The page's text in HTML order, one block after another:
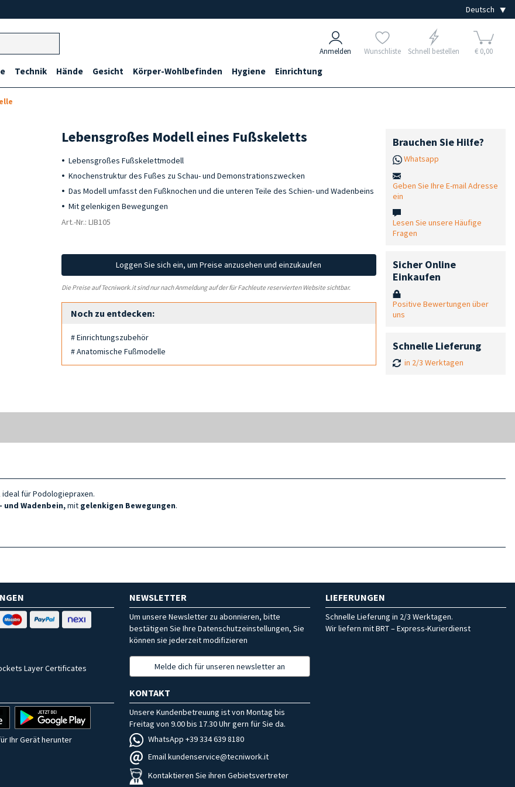
Anmelden Wunschliste Schnell bestellen € 0,00
Technik Hände Gesicht Körper-Wohlbefinden Hygiene Einrichtung
Lebensgroßes Modell eines Fußskeletts
Lebensgroßes Fußskelettmodell
Knochenstruktur des Fußes zu Schau- und Demonstrationszwecken
Das Modell umfasst den Fußknochen und die unteren Teile des Schien- und Wadenbeins
Mit gelenkigen Bewegungen
Art.-Nr.: LIB105
Loggen Sie sich ein, um Preise anzusehen und einzukaufen
Die Preise auf Tecniwork.it sind nur nach Anmeldung auf der für Fachleute reservierten Website sichtbar.
Noch zu entdecken:
# Einrichtungszubehör
# Anatomische Fußmodelle
Brauchen Sie Hilfe?
Whatsapp
Geben Sie Ihre E-mail Adresse
ein
Lesen Sie unsere Häufige
Fragen
Sicher Online
Einkaufen
Positive Bewertungen über
uns
Schnelle Lieferung
in 2/3 Werktagen
für Podologiepraxen.
und Wadenbein,mit gelenkigen Bewegungen.
Layer Certificates
NEWSLETTER
Um unsere Newsletter zu abonnieren, bitte
bestätigen Sie Ihre Datenschutzeinstellungen, Sie
können sie jederzeit modifizieren
Melde dich für unseren newsletter an
LIEFERUNGEN
Schnelle Lieferung in 2/3 Werktagen.
Wir liefern mit BRT – Express-Kurierdienst
Ihr Gerät herunter
KONTAKT
Unsere Kundenbetreuung ist von Montag bis
Freitag von 9.00 bis 17.30 Uhr gern für Sie da.
WhatsApp +39 334 639 8180
Email kundenservice@tecniwork.it
Kontaktieren Sie ihren Gebietsvertreter